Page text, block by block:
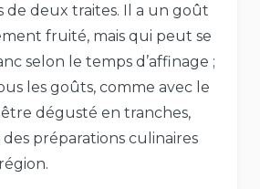
de deux traites. Il a un goût
fruité, mais qui peut se
selon le temps d’affinage ;
les goûts, comme avec le
dégusté en tranches,
préparations culinaires